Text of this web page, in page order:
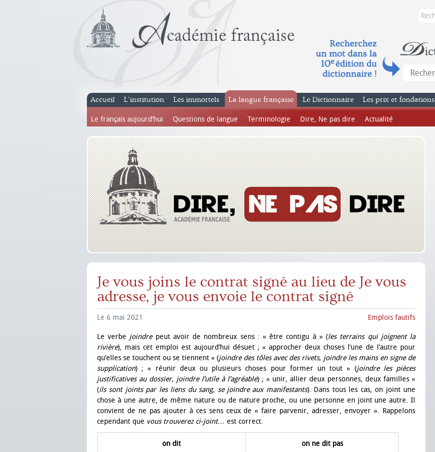
Accueil L’institution Les immortels La langue française
Le français aujourd’hui Questions de langue Terminologie Dire, Ne pas dire Actualité
Le Dictionnaire Les prix et fondations
Je vous joins le contrat signé au lieu de Je vous
adresse, je vous envoie le contrat signé
Le 6 mai 2021 Emplois fautifs
Le verbe joindre peut avoir de nombreux sens : « être contigu à » (les terrains qui joignent la
rivière), mais cet emploi est aujourd’hui désuet ; « approcher deux choses l’une de l’autre pour
qu’elles se touchent ou se tiennent » (joindre des tôles avec des rivets, joindre les mains en signe de
supplication) ; « réunir deux ou plusieurs choses pour former un tout » (joindre les pièces
justificatives au dossier, joindre l’utile à l’agréable) ; « unir, allier deux personnes, deux familles »
(ils sont joints par les liens du sang, se joindre aux manifestants). Dans tous les cas, on joint une
chose à une autre, de même nature ou de nature proche, ou une personne en joint une autre. Il
convient de ne pas ajouter à ces sens ceux de « faire parvenir, adresser, envoyer ». Rappelons
cependant que vous trouverez ci-joint… est correct.
on dit on ne dit pas